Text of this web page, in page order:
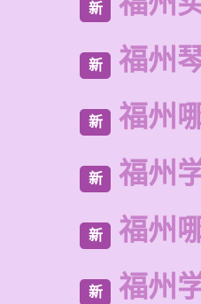
新
新 福州
新 福州
新 福州
新 福州
新 福州